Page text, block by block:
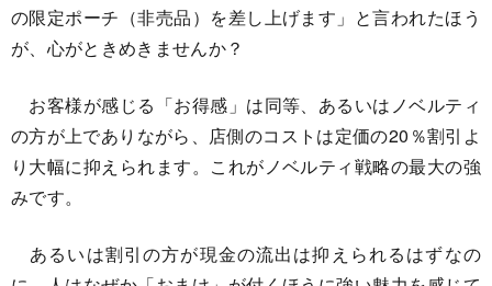
の限定ポーチ（非売品）を差し上げます」と言われたほう
が、心がときめきませんか？
お客様が感じる「お得感」は同等、あるいはノベルティ
の方が上でありながら、店側のコストは定価の20％割引よ
り大幅に抑えられます。これがノベルティ戦略の最大の強
みです。
あるいは割引の方が現金の流出は抑えられるはずなの